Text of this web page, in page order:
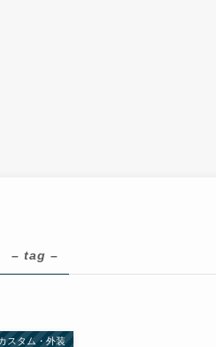
– tag –
スタム・外装